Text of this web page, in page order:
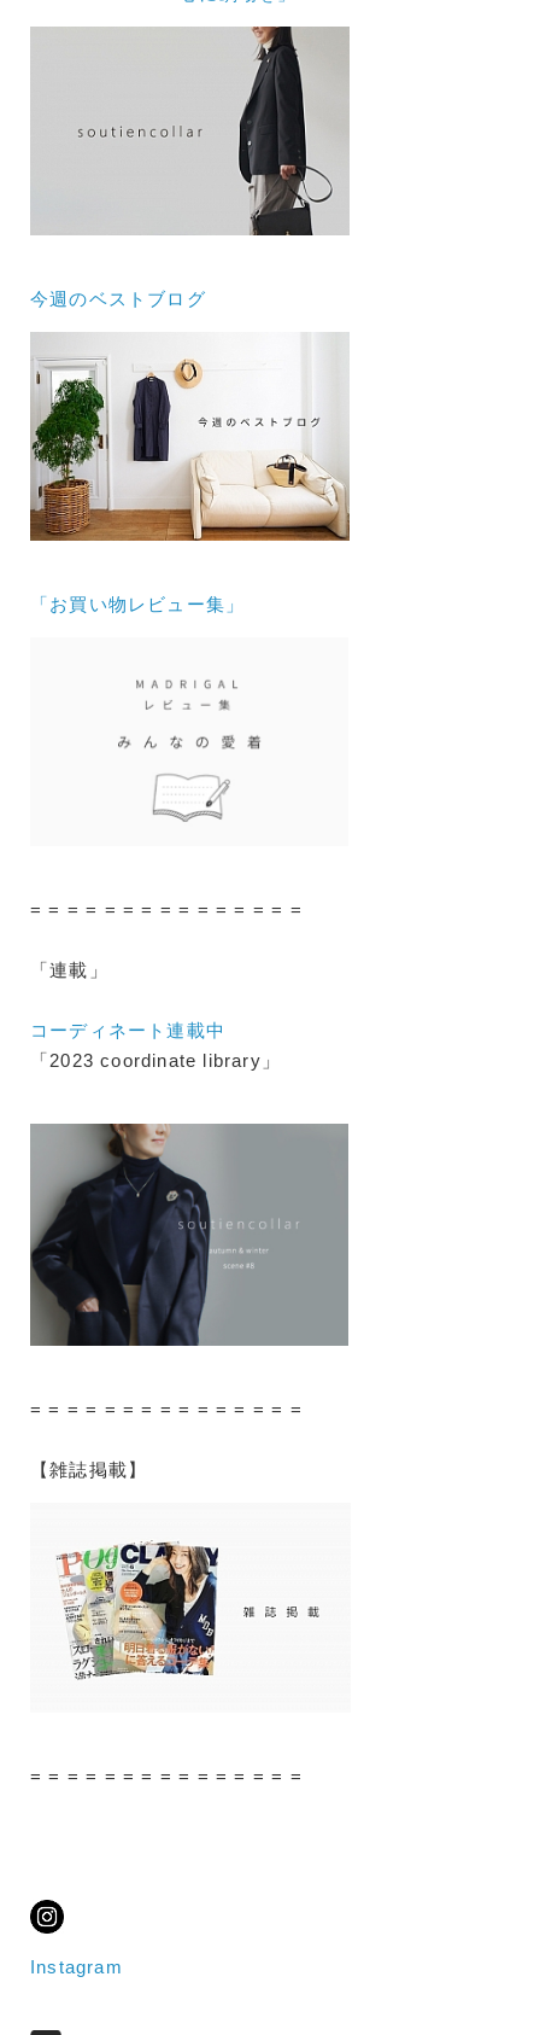
今週のベストブログ
「お買い物レビュー集」
= = = = = = = = = = = = = = =
「連載」
コーディネート連載中
「2023 coordinate library」
= = = = = = = = = = = = = = =
【雑誌掲載】
= = = = = = = = = = = = = = =
Instagram